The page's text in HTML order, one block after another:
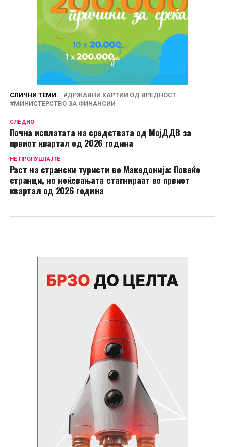
СЛИЧНИ ТЕМИ:
ДРЖАВНИ ХАРТИИ ОД ВРЕДНОСТ
МИНИСТЕРСТВО ЗА ФИНАНСИИ
СЛЕДНО
Почна исплатата на средствата од МојДДВ за
првиот квартал од 2026 година
НЕ ПРОПУШТАЈТЕ
Раст на странски туристи во Македонија: Повеќе
странци, но ноќевањата стагнираат во првиот
квартал од 2026 година